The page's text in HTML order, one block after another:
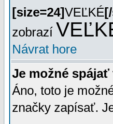
[size=24]VEĽKÉ
zobrazí
Návrat hore
Je možné
Áno, toto je
značky zapísať.